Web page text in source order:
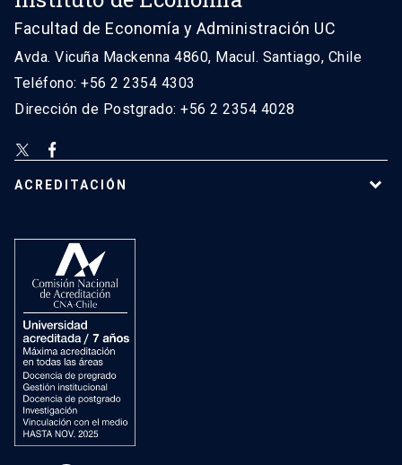
Facultad de Economía y Administración UC
Avda. Vicuña Mackenna 4860, Macul. Santiago, Chile
Teléfono: +56 2 2354 4303
Dirección de Postgrado: +56 2 2354 4028
ACREDITACIÓN